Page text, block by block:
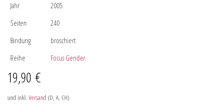
Jahr
2005
Seiten
240
Bindung
broschiert
Reihe
Focus Gender
19,90 €
und inkl. Versand (D, A, CH)